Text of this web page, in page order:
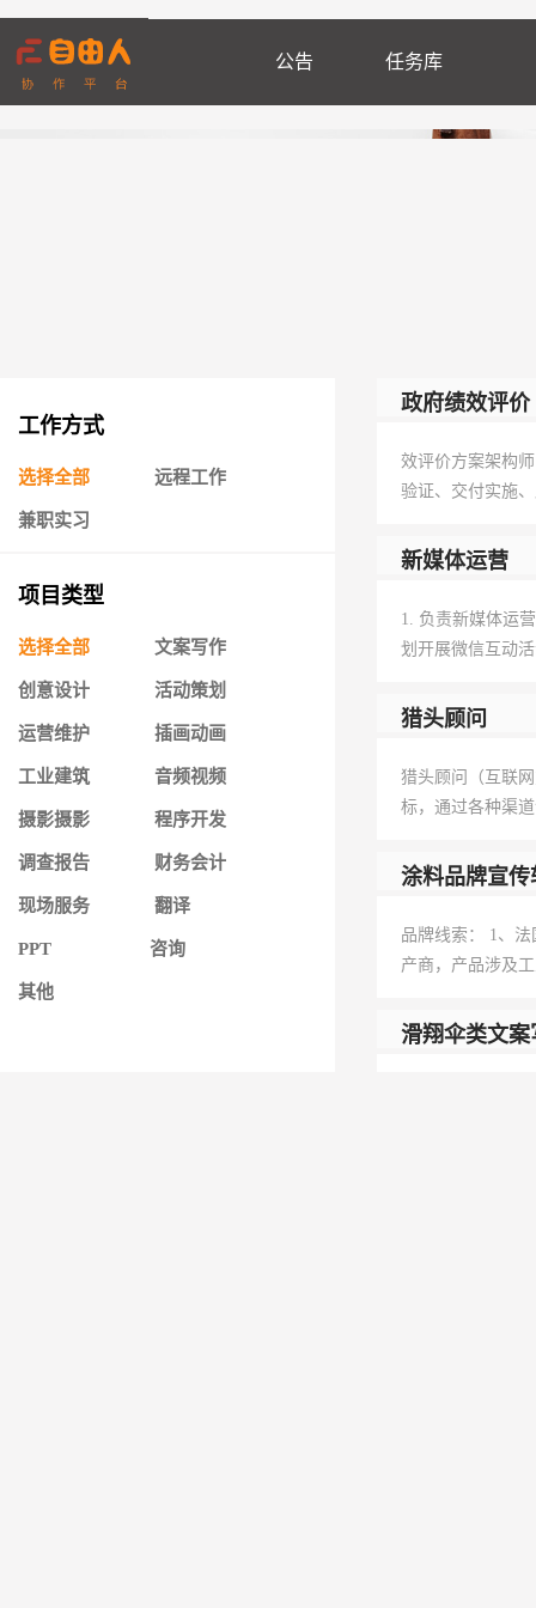
公告 任务库
工作方式
选择全部 远程工作
兼职实习
项目类型
选择全部 文案写作
创意设计 活动策划
运营维护 插画动画
工业建筑 音频视频
摄影摄影 程序开发
调查报告 财务会计
现场服务 翻译
PPT 咨询
其他
政府绩效评价
效评价方案架构
验证、交付实施
新媒体运营
1. 负责新媒体运
划开展微信互动
猎头顾问
猎头顾问（互联
标，通过各种渠
涂料品牌宣传
品牌线索： 1、法
产商，产品涉及
滑翔伞类文案